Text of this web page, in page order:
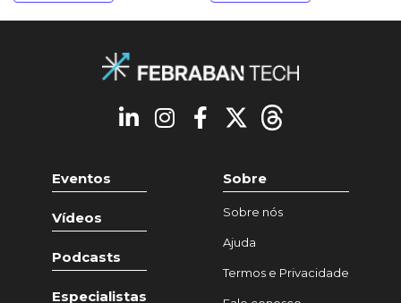
Eventos
Vídeos
Podcasts
Especialistas
Sobre
Sobre nós
Ajuda
Termos e Privacidade